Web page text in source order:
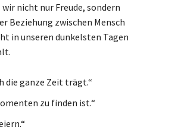
nicht nur Freude, sondern
Beziehung zwischen Mensch
in unseren dunkelsten Tagen
die ganze Zeit trägt.“
zu finden ist.“